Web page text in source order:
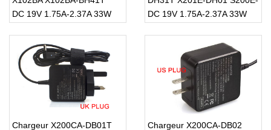
X200L X200LA
DC 19V 1.75A-2.37A 33W
CT216H S200E X200T
DC 19V 1.75A-2.37A 33W
Chargeur X200CA-DB01T
Chargeur X200CA-DB02